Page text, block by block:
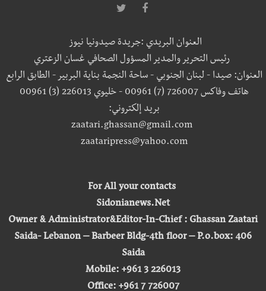
العنوان البريدي :جريدة صيدونيا نيوز
رئيس التحرير والمدير المسؤول الصحافي غسان الزعتري
العنوان: صيدا - لبنان الجنوبي - ساحة النجمة بناية البربير - الطابق الرابع
هاتف وفاكس 726007 (7) 00961 - خليوي 226013 (3) 00961
بريد إلكتروني:
zaatari.ghassan@gmail.com
zaataripress@yahoo.com
For All your contacts
Sidonianews.Net
Owner & Administrator&Editor-In-Chief : Ghassan Zaatari
Saida- Lebanon – Barbeer Bldg-4th floor – P.o.box: 406
Saida
Mobile: +961 3 226013
Office: +961 7 726007